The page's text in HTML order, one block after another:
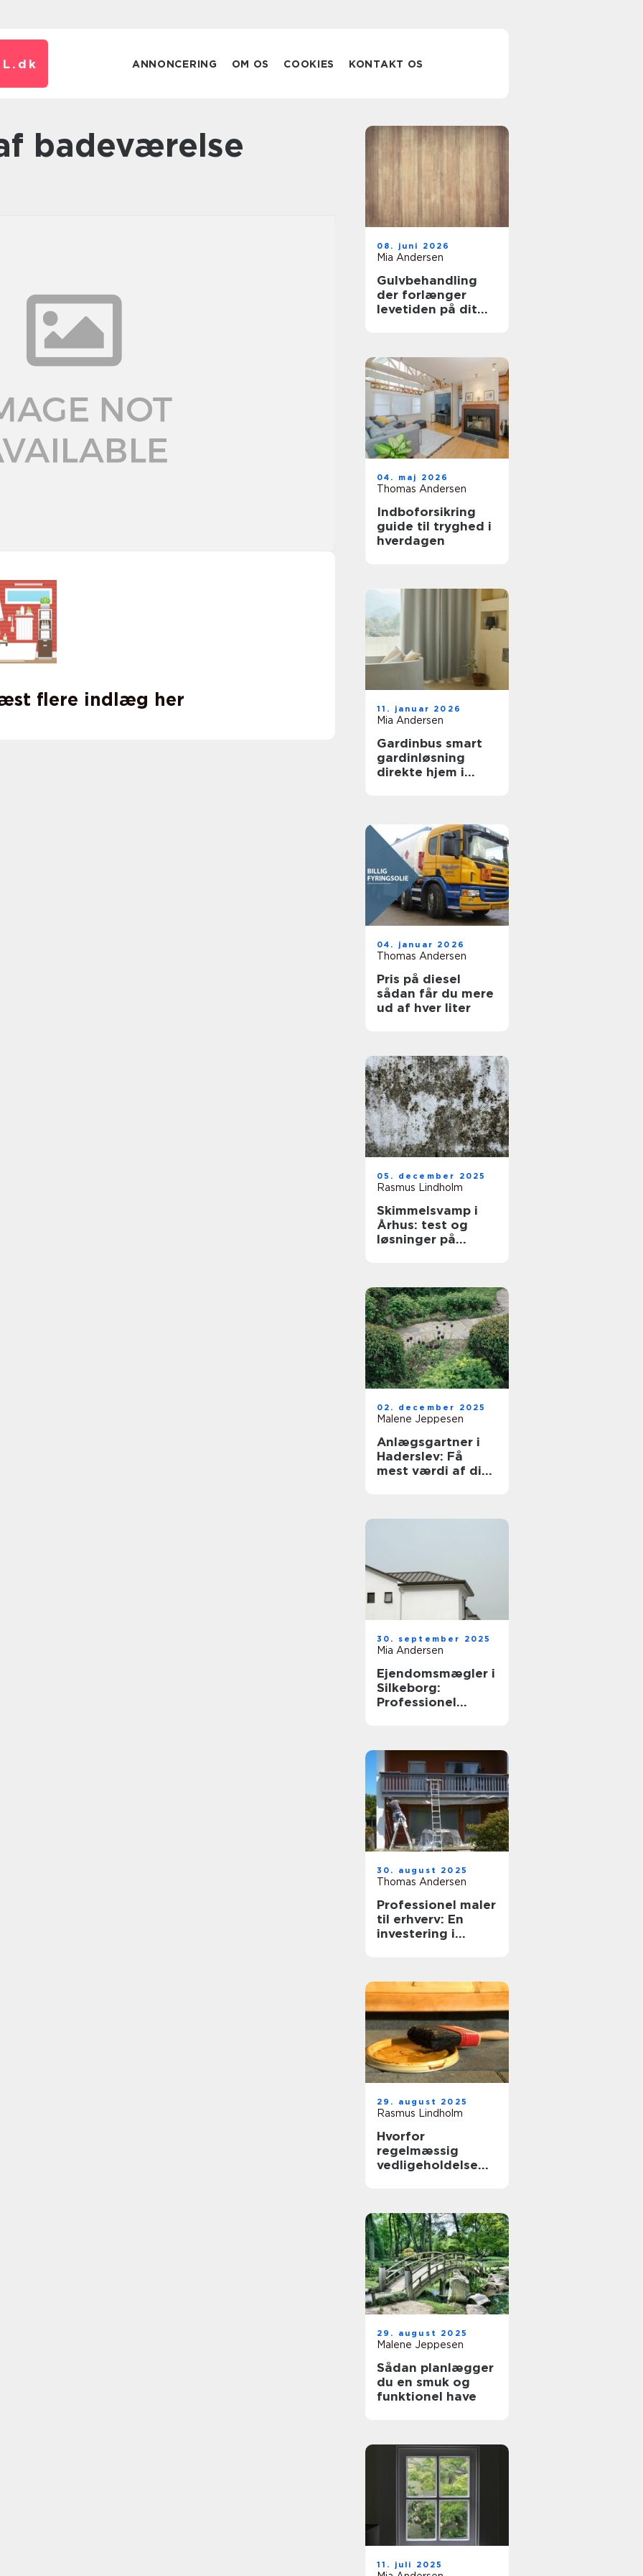
dk ANNONCERING OM OS COOKIES KONTAKT OS
badeværelse
flere indlæg her
08. juni 2026
Mia Andersen
Gulvbehandling
der forlænger
levetiden på dit
04. maj 2026
Thomas Andersen
Indboforsikring
guide til tryghed i
hverdagen
11. januar 2026
Mia Andersen
Gardinbus smart
gardinløsning
direkte hjem i
04. januar 2026
Thomas Andersen
Pris på diesel
sådan får du mere
ud af hver liter
05. december 2025
Rasmus Lindholm
Skimmelsvamp i
Århus: test og
løsninger på
02. december 2025
Malene Jeppesen
Anlægsgartner i
Haderslev: Få
mest værdi af dit
30. september 2025
Mia Andersen
Ejendomsmægler i
Silkeborg:
Professionel
30. august 2025
Thomas Andersen
Professionel maler
til erhverv: En
investering i
29. august 2025
Rasmus Lindholm
Hvorfor
regelmæssig
vedligeholdelse
29. august 2025
Malene Jeppesen
Sådan planlægger
du en smuk og
funktionel have
11. juli 2025